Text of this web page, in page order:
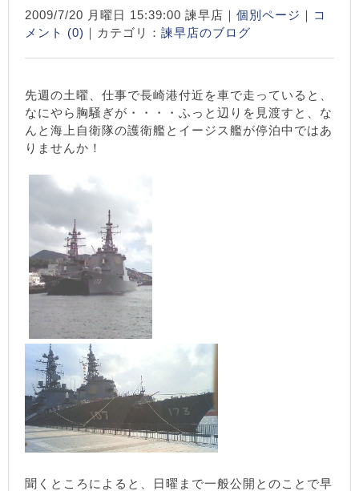
2009/7/20 月曜日 15:39:00 諫早店｜ 個別ページ ｜ コ
メント (0) ｜カテゴリ： 諫早店のブログ
先週の土曜、仕事で長崎港付近を車で走っていると、
なにやら胸騒ぎが・・・・ふっと辺りを見渡すと、な
んと海上自衛隊の護衛艦とイージス艦が停泊中ではあ
り ませんか！
聞くところによると、日曜まで一般公開とのことで早